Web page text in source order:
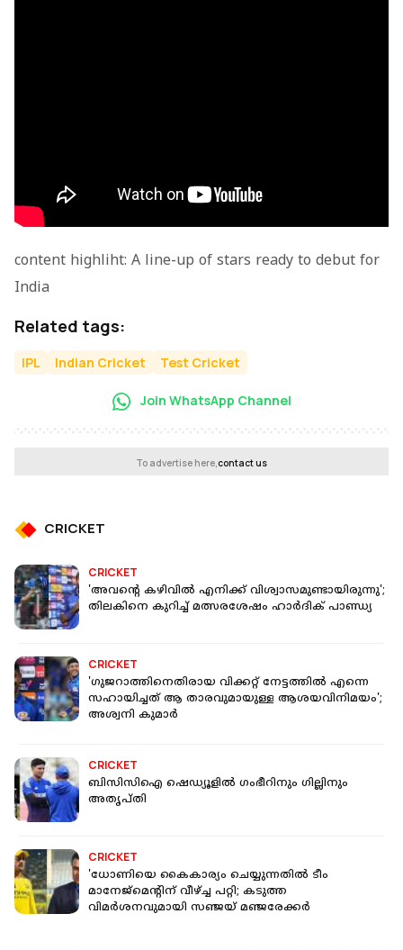
content highliht: A line-up of stars ready to debut for
India
Related tags:
IPL Indian Cricket Test Cricket
Join WhatsApp Channel
To advertise here,contact us
CRICKET
CRICKET
'അവന്റെ കഴിവില്‍ എനിക്ക് വിശ്വാസമുണ്ടായിരുന്നു';
തിലകിനെ കുറിച്ച് മത്സരശേഷം ഹാര്‍ദിക് പാണ്ഡ്യ
CRICKET
'ഗുജറാത്തിനെതിരായ വിക്കറ്റ് നേട്ടത്തിൽ എന്നെ
സഹായിച്ചത് ആ താരവുമായുള്ള ആശയവിനിമയം';
അശ്വനി കുമാര്‍
CRICKET
ബിസിസിഐ ഷെഡ്യൂളില്‍ ഗംഭീറിനും ഗില്ലിനും
അതൃപ്തി
CRICKET
'ധോണിയെ കൈകാര്യം ചെയ്യുന്നതില്‍ ടീം
മാനേജ്‌മെന്റിന് വീഴ്ച്ച പറ്റി; കടുത്ത
വിമര്‍ശനവുമായി സഞ്ജയ് മഞ്ജരേക്കര്‍